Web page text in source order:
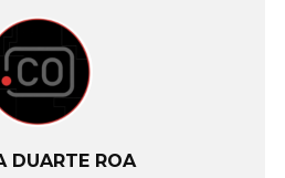
DUARTE ROA